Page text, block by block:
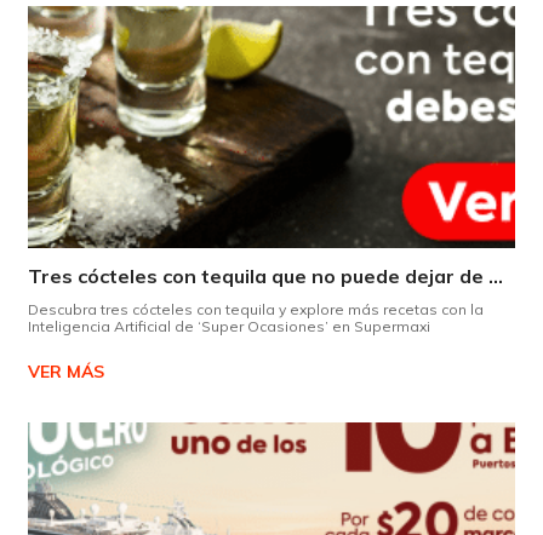
Tres cócteles con tequila que no puede dejar de probar gracias a nuestra IA.
Descubra tres cócteles con tequila y explore más recetas con la
Inteligencia Artificial de ‘Super Ocasiones’ en Supermaxi
VER MÁS